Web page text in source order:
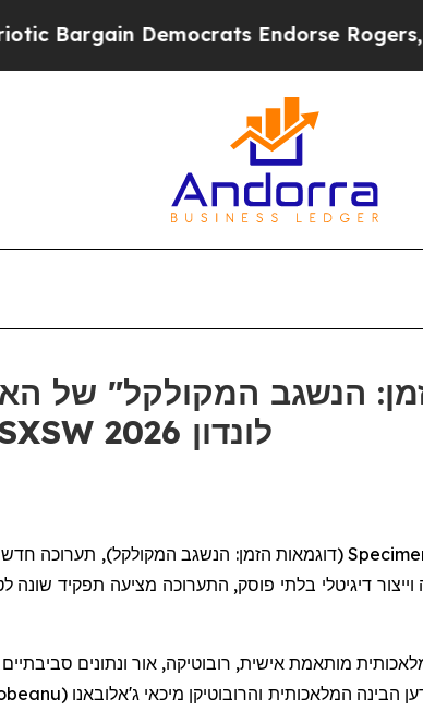
Democrats Endorse Rogers,
פטריץ', שנפתחה במהלך SXSW לונדון 2026
(דוגמאות הזמן: הנשגב המקולקל), תערוכה
וייצור דיגיטלי בלתי פוסק, התערוכה מציעה תפקיד
מותאמת אישית, רובוטיקה, אור ונתונים סביבתיים
הבינה המלאכותית והרובוטיקן מיכאי ג'אלובאנו (